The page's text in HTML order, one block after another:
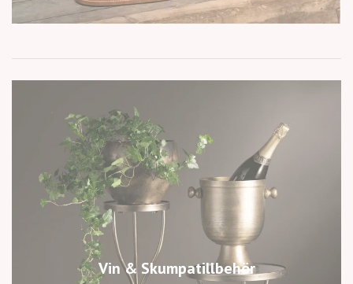
Vin & Skumpatillbehör